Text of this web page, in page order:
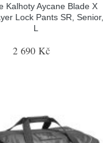
Kalhoty Aycane Blade X
Lock Pants SR, Senior,
L
2 690 Kč